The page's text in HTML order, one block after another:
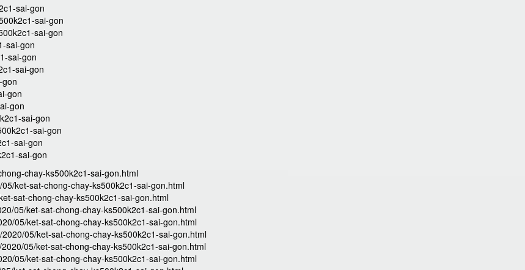
sai-gon
sai-gon
sai-gon
sai-gon
sai-gon
sai-gon
gon
gon
sai-gon
sai-gon
sai-gon
sai-gon
chay-ks500k2c1-sai-gon.html
ket-sat-chong-chay-ks500k2c1-sai-gon.html
sat-chong-chay-ks500k2c1-sai-gon.html
05/ket-sat-chong-chay-ks500k2c1-sai-gon.html
05/ket-sat-chong-chay-ks500k2c1-sai-gon.html
05/ket-sat-chong-chay-ks500k2c1-sai-gon.html
05/ket-sat-chong-chay-ks500k2c1-sai-gon.html
05/ket-sat-chong-chay-ks500k2c1-sai-gon.html